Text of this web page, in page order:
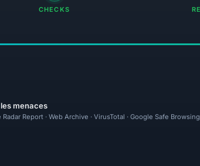
CHECKS
menaces
Radar Report · Web Archive · VirusTotal · Google Safe